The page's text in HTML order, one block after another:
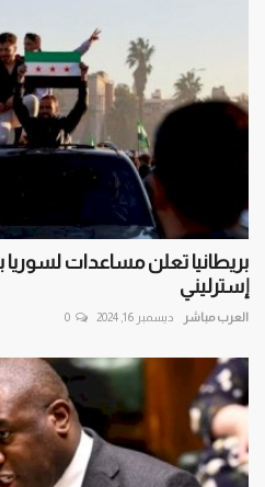
إسترليني
العرب مباشر ديسمبر 16, 2024 0